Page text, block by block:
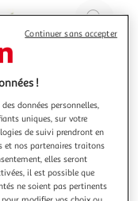
à
!
données personnelles,
uniques, sur votre
de suivi prendront en
et nos partenaires traitons
elles seront
il est possible que
ne soient pas pertinents
Continuer sans accepter